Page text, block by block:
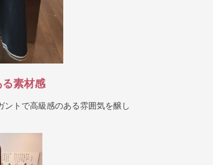
素材感
トで高級感のある雰囲気を醸し